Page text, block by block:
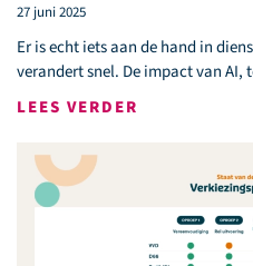
27 juni 2025
Er is echt iets aan de hand in
verandert snel. De impact van AI,
LEES VERDER